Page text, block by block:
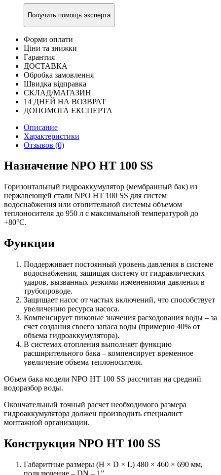
Получить помощь эксперта
Форми оплати
Ціни та знижки
Гарантия
ДОСТАВКА
Обробка замовлення
Швидка відправка
СКЛАД/МАГАЗИН
14 ДНЕЙ НА ВОЗВРАТ
ДОПОМОГА ЕКСПЕРТА
Описание
Характеристики
Отзывов (0)
Назначение NPO HT 100 SS
Горизонтальный гидроаккумулятор (мембранный бак) из
нержавеющей стали NPO HT 100 SS для систем
водоснабжения или отопительной системы объемом
теплоносителя до 950 л с максимальной температурой до
+80°С.
Функции
Поддерживает постоянный уровень давления в системе
водоснабжения, защищая систему от гидравлических
ударов, вызванных резкими изменениями давления в
трубопроводе.
Защищает насос от частых включений, что способствует
увеличению ресурса насоса.
Компенсирует пиковые значения расходования воды – за
счет создания своего запаса воды (примерно 40% от
объема гидроаккумулятора).
В системах отопления выполняет функцию
расширительного бака – компенсирует временное
увеличение объема теплоносителя.
Объем бака модели NPO HT 100 SS рассчитан на средний
водоразбор воды.
Окончательный точный расчет необходимого размера
гидроаккумулятора должен производить специалист
монтажной организации.
Конструкция NPO HT 100 SS
Габаритные размеры (H × D × L) 480 × 460 × 690 мм,
подключение – DN – 1”​